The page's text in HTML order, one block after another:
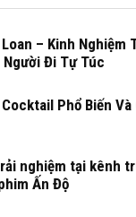
– Kinh Nghiệm
Người Đi Tự Túc
Phổ Biến Và
nghiệm tại kênh
Ấn Độ